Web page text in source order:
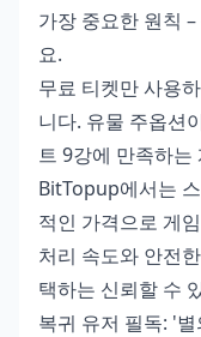
가장 중요한 원칙
요.
무료 티켓만 사용
니다. 유물 주옵션
트 9강에 만족하는
BitTopup에서는
적인 가격으로 게
처리 속도와 안전
택하는 신뢰할 수
복귀 유저 필독: '